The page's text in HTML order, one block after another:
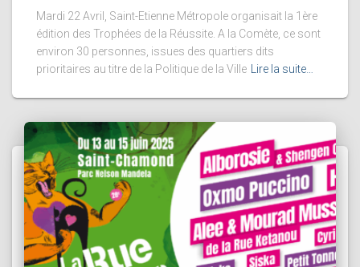
Mardi 22 Avril, Saint-Etienne Métropole organisait la 1ère
édition des Trophées de la Réussite. A la Comète, ce sont
environ 30 personnes, issues des quartiers dits
prioritaires au titre de la Politique de la Ville Lire la suite…